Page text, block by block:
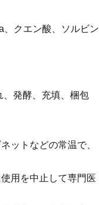
、クエン酸、ソルビン
、発酵、充填、梱包
ットなどの常温で、
用を中止して専門医